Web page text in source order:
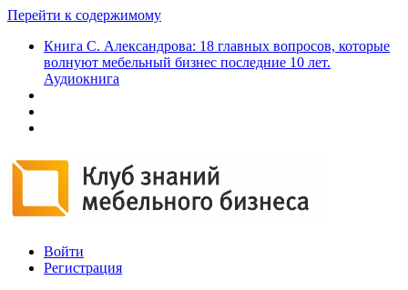
Перейти к содержимому
Книга С. Александрова: 18 главных вопросов, которые
волнуют мебельный бизнес последние 10 лет.
Аудиокнига
Войти
Регистрация